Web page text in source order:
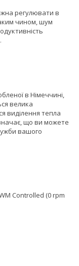
регулювати в
чином, шум
в Німеччині,
велика
виділення тепла
що ви можете
вашого
Controlled (0 rpm